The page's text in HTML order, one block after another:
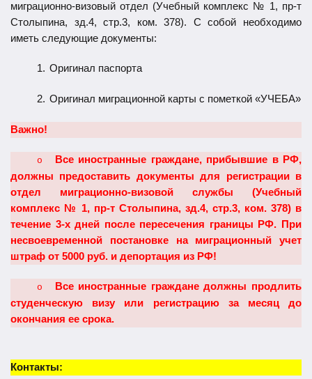
миграционно-визовый отдел (Учебный комплекс № 1, пр-т
Столыпина, зд.4, стр.3, ком. 378). С собой необходимо
иметь следующие документы:
1. Оригинал паспорта
2. Оригинал миграционной карты с пометкой «УЧЕБА»
Важно!
o
Все иностранные граждане, прибывшие в РФ,
должны предоставить документы для регистрации в
отдел миграционно-визовой службы (Учебный
комплекс № 1, пр-т Столыпина, зд.4, стр.3, ком. 378) в
течение 3-х дней после пересечения границы РФ. При
несвоевременной постановке на миграционный учет
штраф от 5000 руб. и депортация из РФ!
o
Все иностранные граждане должны продлить
студенческую визу или регистрацию за месяц до
окончания ее срока.
Контакты: